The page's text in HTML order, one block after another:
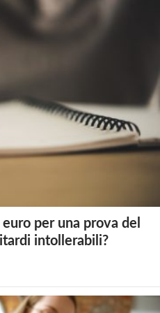
per una prova del
intollerabili?